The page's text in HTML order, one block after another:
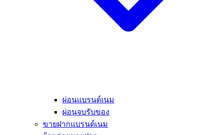
ผ่อนแบรนด์เนม
ผ่อนจบรับของ
ขายฝากแบรนด์เนม